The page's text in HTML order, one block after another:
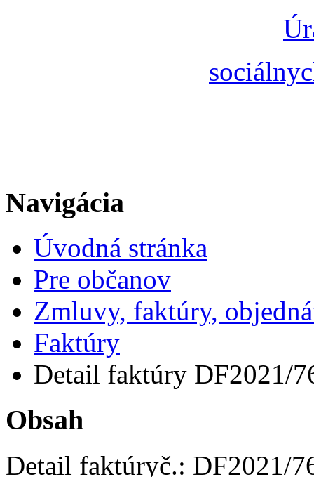
Navigácia
Úvodná stránka
Pre občanov
Zmluvy, faktúry,
Faktúry
Detail faktúry DF2021/
Obsah
Detail faktúryč.: DF2021/